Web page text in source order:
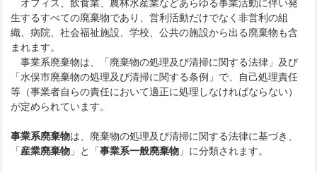
オフィス、飲食業、農林水産業などあらゆる事業活動に伴い発
生するすべての廃棄物であり、営利活動だけでなく非営利の組
織、病院、社会福祉施設、学校、公共の施設から出る廃棄物も含
まれます。
事業系廃棄物は、「廃棄物の処理及び清掃に関する法律」及び
「水俣市廃棄物の処理及び清掃に関する条例」で、自己処理責任
等（事業者自らの責任において適正に処理しなければならない）
が定められています。
事業系廃棄物は、廃棄物の処理及び清掃に関する法律に基づき、
「産業廃棄物 」と「事業系一般廃棄物 」に分類されます。